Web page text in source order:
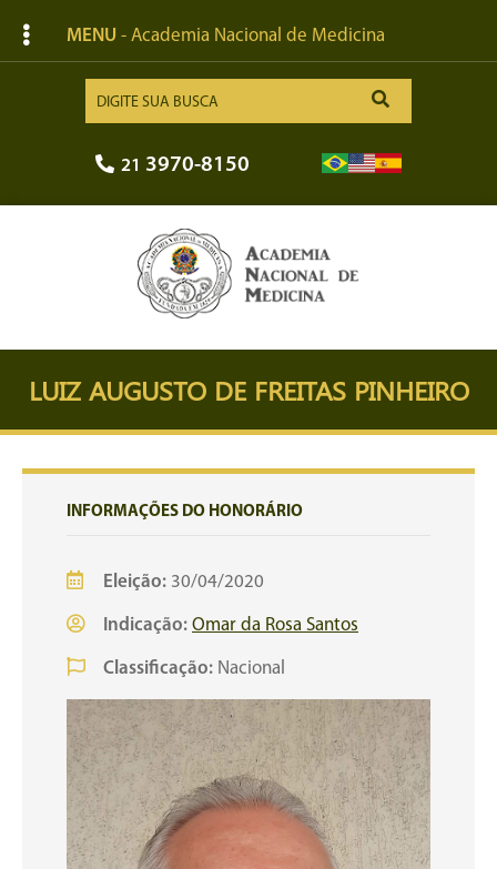
MENU - Academia Nacional de Medicina
21 3970-8150
LUIZ AUGUSTO DE FREITAS PINHEIRO
INFORMAÇÕES DO HONORÁRIO
Eleição: 30/04/2020
Indicação: Omar da Rosa Santos
Classificação: Nacional